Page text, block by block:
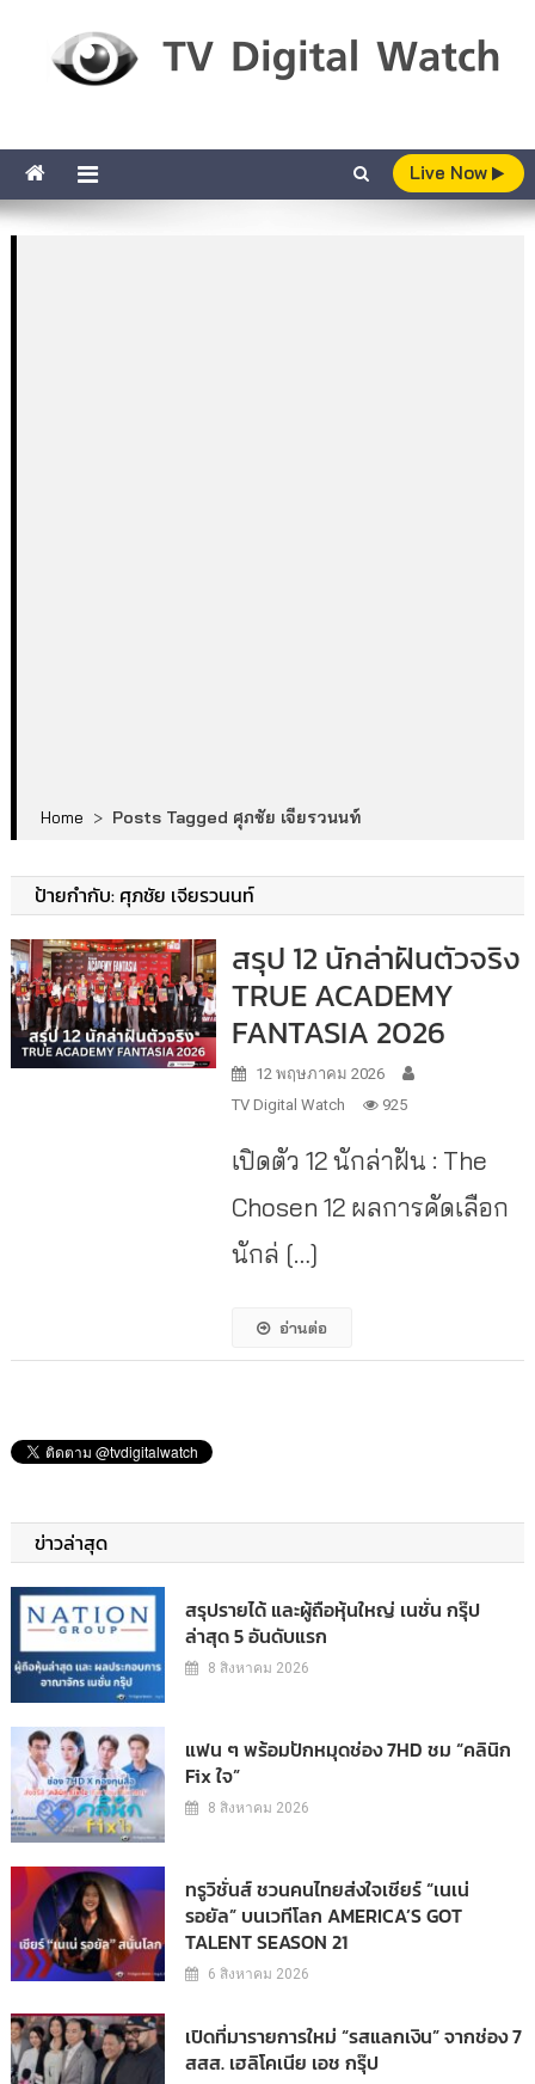
Live Now
Home > Posts Tagged ศุภชัย เจียรวนนท์
ป้ายกำกับ: ศุภชัย เจียรวนนท์
สรุป 12 นักล่าฝันตัวจริง
TRUE ACADEMY
FANTASIA 2026
12 พฤษภาคม 2026
TV Digital Watch
925
เปิดตัว 12 นักล่าฝัน : The
Chosen 12 ผลการคัดเลือก
นักล่ […]
อ่านต่อ
ข่าวล่าสุด
สรุปรายได้ และผู้ถือหุ้นใหญ่ เนชั่น กรุ๊ป
ล่าสุด 5 อันดับแรก
8 สิงหาคม 2026
แฟน ๆ พร้อมปักหมุดช่อง 7HD ชม “คลินิก
Fix ใจ”
8 สิงหาคม 2026
ทรูวิชั่นส์ ชวนคนไทยส่งใจเชียร์ “เนเน่
รอยัล” บนเวทีโลก AMERICA’S GOT
TALENT SEASON 21
6 สิงหาคม 2026
เปิดที่มารายการใหม่ “รสแลกเงิน” จากช่อง 7
สสส. เฮลิโคเนีย เอช กรุ๊ป